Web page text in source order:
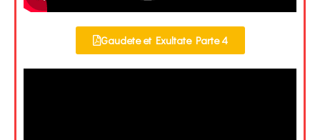
Gaudete et Exultate Parte 4